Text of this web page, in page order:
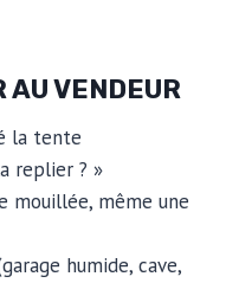
AU VENDEUR
la tente
replier ? »
mouillée, même une
humide, cave,